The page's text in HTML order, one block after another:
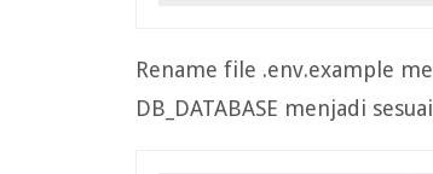
Rename file .env.example
DB_DATABASE menjadi